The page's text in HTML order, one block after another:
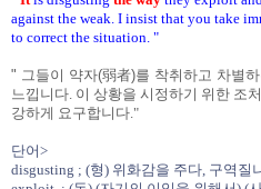
against the weak. I insist that you take
to correct the situation. "
" 그들이 약자(弱者)를 착취하고 차별
느낍니다. 이 상황을 시정하기 위한 조
강하게 요구합니다."
단어>
disgusting ; (형) 위화감을 주다, 구역질